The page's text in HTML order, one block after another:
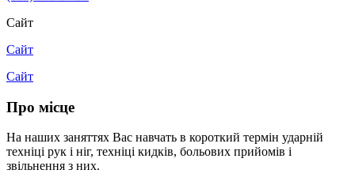
Сайт
Сайт
Сайт
Про місце
На наших заняттях Вас навчать в короткий термін ударній
техніці рук і ніг, техніці кидків, больових прийомів і
звільнення з них.